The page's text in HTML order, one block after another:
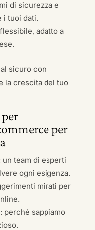
di sicurezza e
i tuoi dati.
adatto a
sicuro con
la crescita del tuo
per
un team di esperti
ogni esigenza.
mirati per
: perché sappiamo